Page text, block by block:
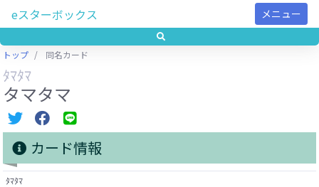
eスターボックス メニュー
トップ 同名カード
ﾀﾏﾀﾏ
タマタマ
カード情報
ﾀﾏﾀﾏ